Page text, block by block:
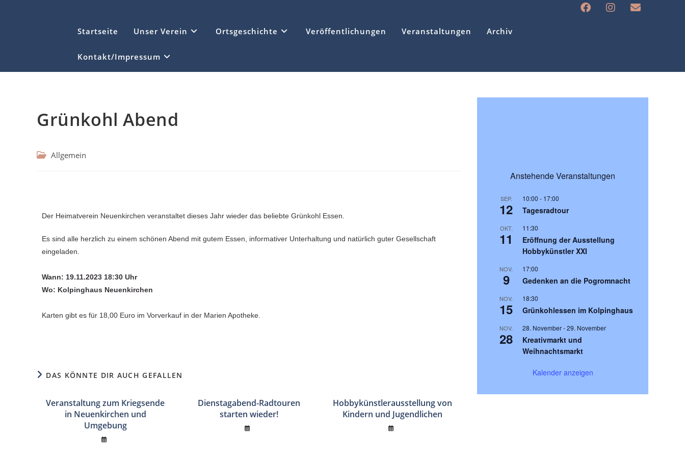
Startseite Unser Verein Ortsgeschichte Veröffentlichungen Veranstaltungen Archiv
Kontakt/Impressum
Grünkohl Abend
Allgemein
Der Heimatverein Neuenkirchen veranstaltet dieses Jahr wieder das beliebte Grünkohl Essen.
Es sind alle herzlich zu einem schönen Abend mit gutem Essen, informativer Unterhaltung und natürlich guter Gesellschaft
eingeladen.
Wann: 19.11.2023 18:30 Uhr
Wo: Kolpinghaus Neuenkirchen
Karten gibt es für 18,00 Euro im Vorverkauf in der Marien Apotheke.
DAS KÖNNTE DIR AUCH GEFALLEN
Veranstaltung zum Kriegsende
in Neuenkirchen und
Umgebung
Dienstagabend-Radtouren
starten wieder!
Hobbykünstlerausstellung von
Kindern und Jugendlichen
Anstehende Veranstaltungen
SEP.
12
10:00 - 17:00
Tagesradtour
OKT.
11
11:30
Eröffnung der Ausstellung
Hobbykünstler XXI
NOV.
9
17:00
Gedenken an die Pogromnacht
NOV.
15
18:30
Grünkohlessen im Kolpinghaus
NOV.
28
28. November-29. November
Kreativmarkt und
Weihnachtsmarkt
Kalender anzeigen